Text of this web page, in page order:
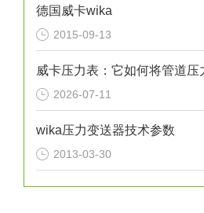
德国威卡wika
2015-09-13
2026-07-11
wika压力变送器技术参数
2013-03-30